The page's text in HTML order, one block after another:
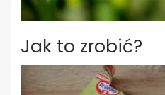
Jak to zrobić?